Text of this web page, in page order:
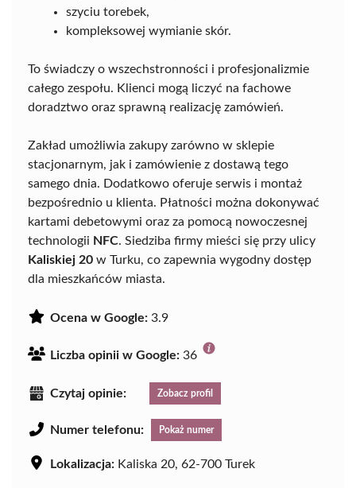
szyciu torebek,
kompleksowej wymianie skór.
To świadczy o wszechstronności i profesjonalizmie
całego zespołu. Klienci mogą liczyć na fachowe
doradztwo oraz sprawną realizację zamówień.
Zakład umożliwia zakupy zarówno w sklepie
stacjonarnym, jak i zamówienie z dostawą tego
samego dnia. Dodatkowo oferuje serwis i montaż
bezpośrednio u klienta. Płatności można dokonywać
kartami debetowymi oraz za pomocą nowoczesnej
technologii NFC. Siedziba firmy mieści się przy ulicy
Kaliskiej 20 w Turku, co zapewnia wygodny dostęp
dla mieszkańców miasta.
Ocena w Google: 3.9
Liczba opinii w Google: 36
Czytaj opinie: Zobacz profil
Numer telefonu: Pokaż numer
Lokalizacja: Kaliska 20, 62-700 Turek